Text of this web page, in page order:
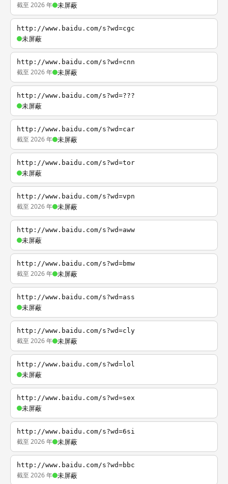
截至 2026 年 未屏蔽
http://www.baidu.com/s?wd=cgc
未屏蔽
http://www.baidu.com/s?wd=cnn
截至 2026 年 未屏蔽
http://www.baidu.com/s?wd=???
未屏蔽
http://www.baidu.com/s?wd=car
截至 2026 年 未屏蔽
http://www.baidu.com/s?wd=tor
未屏蔽
http://www.baidu.com/s?wd=vpn
截至 2026 年 未屏蔽
http://www.baidu.com/s?wd=aww
未屏蔽
http://www.baidu.com/s?wd=bmw
截至 2026 年 未屏蔽
http://www.baidu.com/s?wd=ass
未屏蔽
http://www.baidu.com/s?wd=cly
截至 2026 年 未屏蔽
http://www.baidu.com/s?wd=lol
未屏蔽
http://www.baidu.com/s?wd=sex
未屏蔽
http://www.baidu.com/s?wd=6si
截至 2026 年 未屏蔽
http://www.baidu.com/s?wd=bbc
截至 2026 年 未屏蔽